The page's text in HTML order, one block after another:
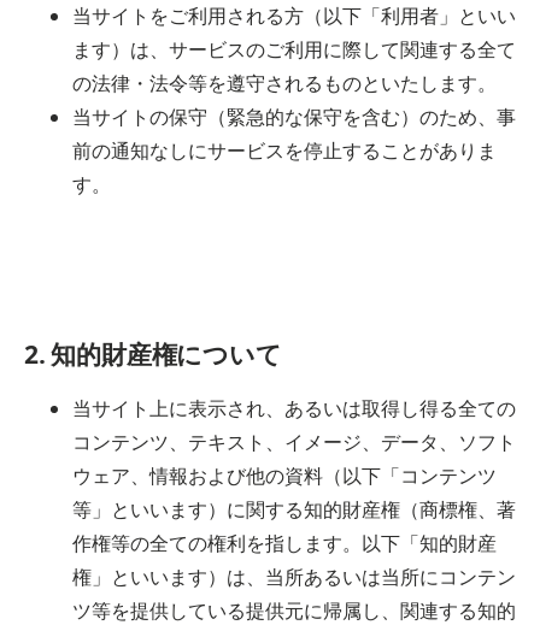
当サイトをご利用される方（以下「利用者」といい
ます）は、サービスのご利用に際して関連する全て
の法律・法令等を遵守されるものといたします。
当サイトの保守（緊急的な保守を含む）のため、事
前の通知なしにサービスを停止することがありま
す。
2. 知的財産権について
当サイト上に表示され、あるいは取得し得る全ての
コンテンツ、テキスト、イメージ、データ、ソフト
ウェア、情報および他の資料（以下「コンテンツ
等」といいます）に関する知的財産権（商標権、著
作権等の全ての権利を指します。以下「知的財産
権」といいます）は、当所あるいは当所にコンテン
ツ等を提供している提供元に帰属し、関連する知的